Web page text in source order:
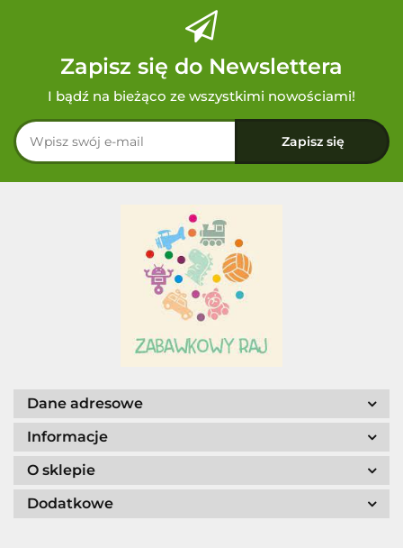
Zapisz się do Newslettera
I bądź na bieżąco ze wszystkimi nowościami!
Dane adresowe
Informacje
O sklepie
Dodatkowe